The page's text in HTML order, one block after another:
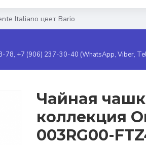
Italiano цвет Bario
78, +7 (906) 237-30-40 (WhatsApp, Viber,
Чайная
коллекция
003RG00-